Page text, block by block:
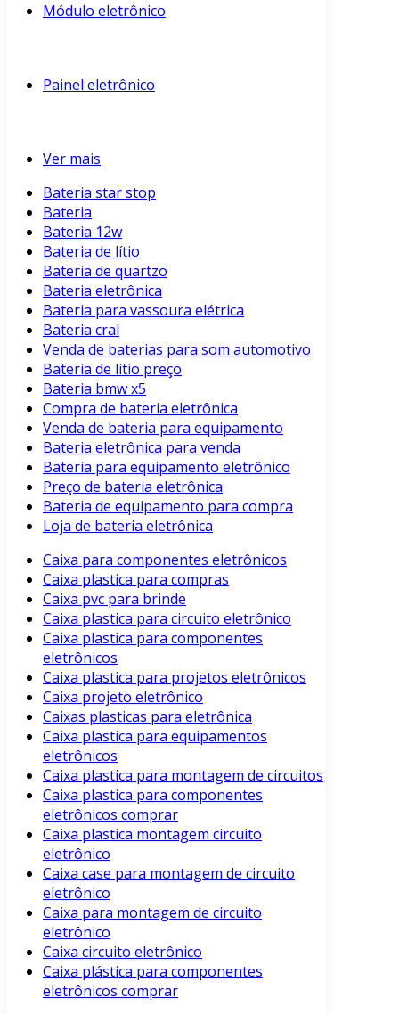
Módulo eletrônico
Painel eletrônico
Ver mais
Bateria star stop
Bateria
Bateria 12w
Bateria de lítio
Bateria de quartzo
Bateria eletrônica
Bateria para vassoura elétrica
Bateria cral
Venda de baterias para som automotivo
Bateria de lítio preço
Bateria bmw x5
Compra de bateria eletrônica
Venda de bateria para equipamento
Bateria eletrônica para venda
Bateria para equipamento eletrônico
Preço de bateria eletrônica
Bateria de equipamento para compra
Loja de bateria eletrônica
Caixa para componentes eletrônicos
Caixa plastica para compras
Caixa pvc para brinde
Caixa plastica para circuito eletrônico
Caixa plastica para componentes
eletrônicos
Caixa plastica para projetos eletrônicos
Caixa projeto eletrônico
Caixas plasticas para eletrônica
Caixa plastica para equipamentos
eletrônicos
Caixa plastica para montagem de circuitos
Caixa plastica para componentes
eletrônicos comprar
Caixa plastica montagem circuito
eletrônico
Caixa case para montagem de circuito
eletrônico
Caixa para montagem de circuito
eletrônico
Caixa circuito eletrônico
Caixa plástica para componentes
eletrônicos comprar